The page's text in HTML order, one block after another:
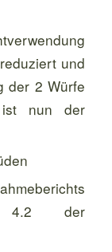
und
der 2 Würfe
ist nun der
der